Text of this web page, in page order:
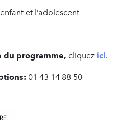
et l’adolescent
du programme, cliquez ici.
01 43 14 88 50